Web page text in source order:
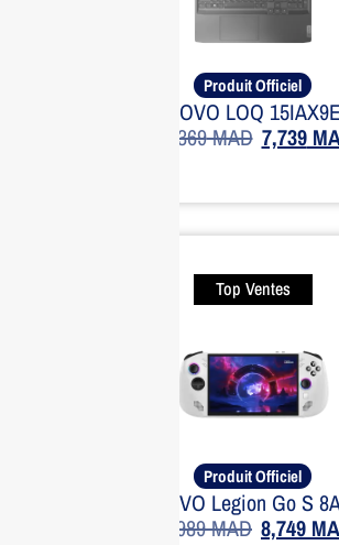
Produit Officiel
LENOVO LOQ
10,369MAD 7,739
Top Ventes
Produit Officiel
LENOVO Legion Go S
11,989MAD 8,749